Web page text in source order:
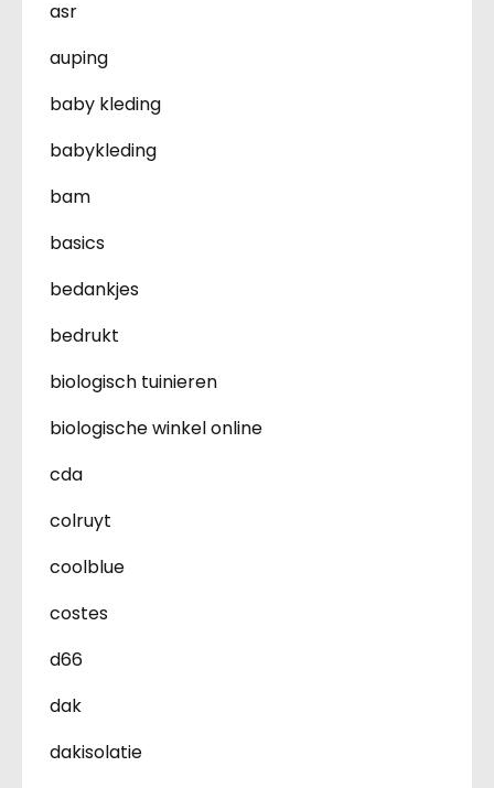
asr
auping
baby kleding
babykleding
bam
basics
bedankjes
bedrukt
biologisch tuinieren
biologische winkel online
cda
colruyt
coolblue
costes
d66
dak
dakisolatie